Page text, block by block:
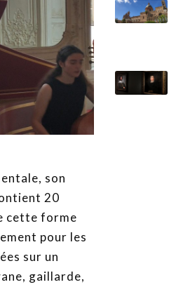
son
20
cette forme
pour les
sur un
gaillarde,